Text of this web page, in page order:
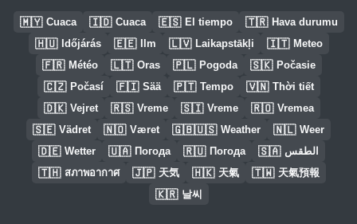
🇲🇾 Cuaca 🇮🇩 Cuaca 🇪🇸 El tiempo 🇹🇷 Hava durumu
🇭🇺 Időjárás 🇪🇪 Ilm 🇱🇻 Laikapstākļi 🇮🇹 Meteo
🇫🇷 Météo 🇱🇹 Oras 🇵🇱 Pogoda 🇸🇰 Počasie
🇨🇿 Počasí 🇫🇮 Sää 🇵🇹 Tempo 🇻🇳 Thời tiết
🇩🇰 Vejret 🇷🇸 Vreme 🇸🇮 Vreme 🇷🇴 Vremea
🇸🇪 Vädret 🇳🇴 Været 🇬🇧🇺🇸 Weather 🇳🇱 Weer
🇩🇪 Wetter 🇺🇦 Погода 🇷🇺 Погода 🇸🇦 الطقس
🇹🇭 สภาพอากาศ 🇯🇵 天気 🇭🇰 天氣 🇹🇼 天氣預報
🇰🇷 날씨